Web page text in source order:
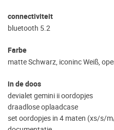
connectiviteit
bluetooth 5.2
Farbe
matte Schwarz, iconinc Weiß,
in de doos
devialet gemini ii oordopjes
draadlose oplaadcase
set oordopjes in 4 maten (xs/s/